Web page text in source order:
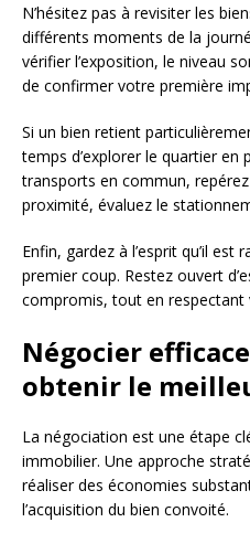
N’hésitez pas à revisiter les
différents moments de la
vérifier l’exposition, le niveau
de confirmer votre première
Si un bien retient
temps d’explorer le quartier en
transports en commun,
proximité, évaluez le
Enfin, gardez à l’esprit qu’il
premier coup. Restez ouvert
compromis, tout en respectant
Négocier
obtenir le
La négociation est une étape
immobilier. Une approche
réaliser des économies
l’acquisition du bien convoité.